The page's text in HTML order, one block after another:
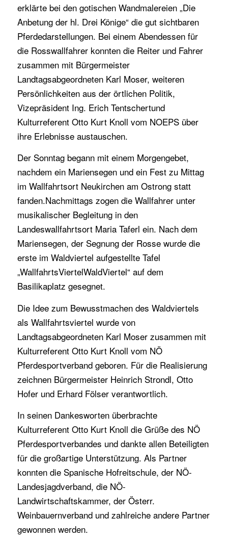
erklärte bei den gotischen Wandmalereien „Die
Anbetung der hl. Drei Könige“ die gut sichtbaren
Pferdedarstellungen. Bei einem Abendessen für
die Rosswallfahrer konnten die Reiter und Fahrer
zusammen mit Bürgermeister
Landtagsabgeordneten Karl Moser, weiteren
Persönlichkeiten aus der örtlichen Politik,
Vizepräsident Ing. Erich Tentschertund
Kulturreferent Otto Kurt Knoll vom NOEPS über
ihre Erlebnisse austauschen.
Der Sonntag begann mit einem Morgengebet,
nachdem ein Mariensegen und ein Fest zu Mittag
im Wallfahrtsort Neukirchen am Ostrong statt
fanden.Nachmittags zogen die Wallfahrer unter
musikalischer Begleitung in den
Landeswallfahrtsort Maria Taferl ein. Nach dem
Mariensegen, der Segnung der Rosse wurde die
erste im Waldviertel aufgestellte Tafel
„WallfahrtsViertelWaldViertel“ auf dem
Basilikaplatz gesegnet.
Die Idee zum Bewusstmachen des Waldviertels
als Wallfahrtsviertel wurde von
Landtagsabgeordneten Karl Moser zusammen mit
Kulturreferent Otto Kurt Knoll vom NÖ
Pferdesportverband geboren. Für die Realisierung
zeichnen Bürgermeister Heinrich Strondl, Otto
Hofer und Erhard Fölser verantwortlich.
In seinen Dankesworten überbrachte
Kulturreferent Otto Kurt Knoll die Grüße des NÖ
Pferdesportverbandes und dankte allen Beteiligten
für die großartige Unterstützung. Als Partner
konnten die Spanische Hofreitschule, der NÖ-
Landesjagdverband, die NÖ-
Landwirtschaftskammer, der Österr.
Weinbauernverband und zahlreiche andere Partner
gewonnen werden.